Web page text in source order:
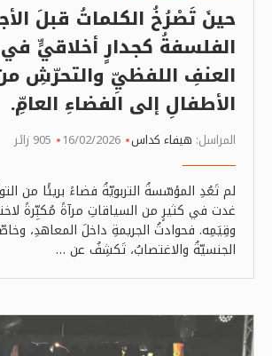
حينَ تَصْرُخُ الكلماتُ قبلَ
الفلسفةُ كجدارٍ أخلاقيٍّ
العنفِ اللفظيِّ والتحرّشِ
الأطفالِ إلى الفضاءِ العامِّ.
المراسل: هيفاء كداس 16/02/2026 905 زائر
لم تَعُدِ المؤسّسةُ التربويّةُ فضاءً بريئًا من
غدت في كثيرٍ من السياقاتِ مرآةً مُكبِّرةً
وقِيَمِه. فحوادثُ الجريمةِ داخلَ المعاهدِ،
الجنسيّةُ والاغتصابُ، تَكشِفُ عن …